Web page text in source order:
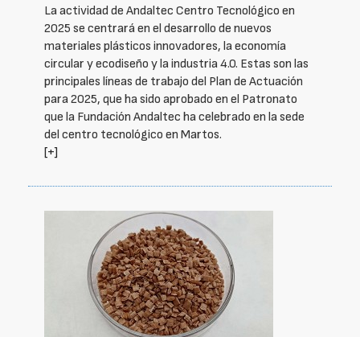
La actividad de Andaltec Centro Tecnológico en
2025 se centrará en el desarrollo de nuevos
materiales plásticos innovadores, la economía
circular y ecodiseño y la industria 4.0. Estas son las
principales líneas de trabajo del Plan de Actuación
para 2025, que ha sido aprobado en el Patronato
que la Fundación Andaltec ha celebrado en la sede
del centro tecnológico en Martos.
[+]